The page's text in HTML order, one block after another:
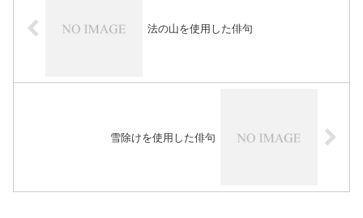
法の山を使用した俳句
雪除けを使用した俳句